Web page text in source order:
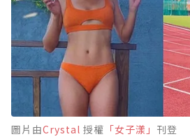
圖片由Crystal 授權 「女子漾」 刊登